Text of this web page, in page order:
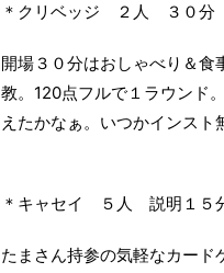
＊クリベッジ ２人 ３０分
開場３０分はおしゃべり＆
教。120点フルで１ラウンド
えたかなぁ。いつかインスト
＊キャセイ ５人 説明１５
たまさん持参の気軽なカード